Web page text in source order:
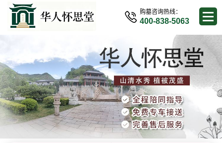
购墓咨询热线：
400-838-5063